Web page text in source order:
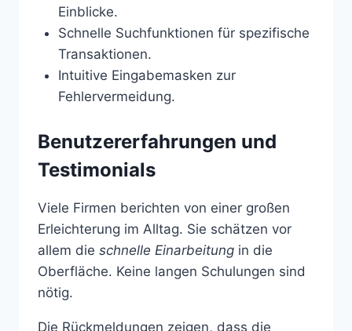
Einblicke.
Schnelle Suchfunktionen für spezifische
Transaktionen.
Intuitive Eingabemasken zur
Fehlervermeidung.
Benutzererfahrungen und
Testimonials
Viele Firmen berichten von einer großen
Erleichterung im Alltag. Sie schätzen vor
allem die schnelle Einarbeitung in die
Oberfläche. Keine langen Schulungen sind
nötig.
Die Rückmeldungen zeigen, dass die